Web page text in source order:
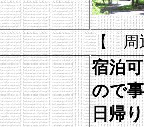
【 周
宿泊
ので
日帰